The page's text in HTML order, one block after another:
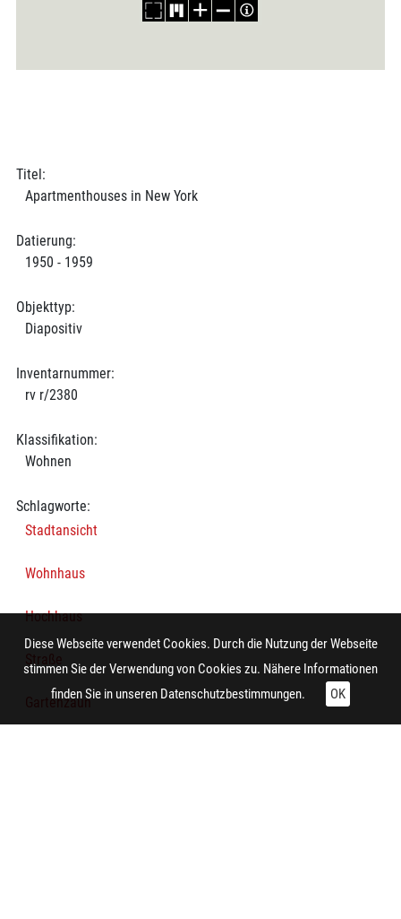
Titel:
Apartmenthouses in New York
Datierung:
1950 - 1959
Objekttyp:
Diapositiv
Inventarnummer:
rv r/2380
Klassifikation:
Wohnen
Schlagworte:
Stadtansicht
Wohnhaus
Hochhaus
Gartenzaun
Diese Webseite verwendet Cookies. Durch die Nutzung der Webseite
stimmen Sie der Verwendung von Cookies zu. Nähere Informationen
finden Sie in unseren Datenschutzbestimmungen. OK